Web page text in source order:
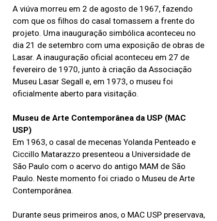
A viúva morreu em 2 de agosto de 1967, fazendo
com que os filhos do casal tomassem a frente do
projeto. Uma inauguração simbólica aconteceu no
dia 21 de setembro com uma exposição de obras de
Lasar. A inauguração oficial aconteceu em 27 de
fevereiro de 1970, junto à criação da Associação
Museu Lasar Segall e, em 1973, o museu foi
oficialmente aberto para visitação.
Museu de Arte Contemporânea da USP (MAC
USP)
Em 1963, o casal de mecenas Yolanda Penteado e
Ciccillo Matarazzo presenteou a Universidade de
São Paulo com o acervo do antigo MAM de São
Paulo. Neste momento foi criado o Museu de Arte
Contemporânea.
Durante seus primeiros anos, o MAC USP preservava,